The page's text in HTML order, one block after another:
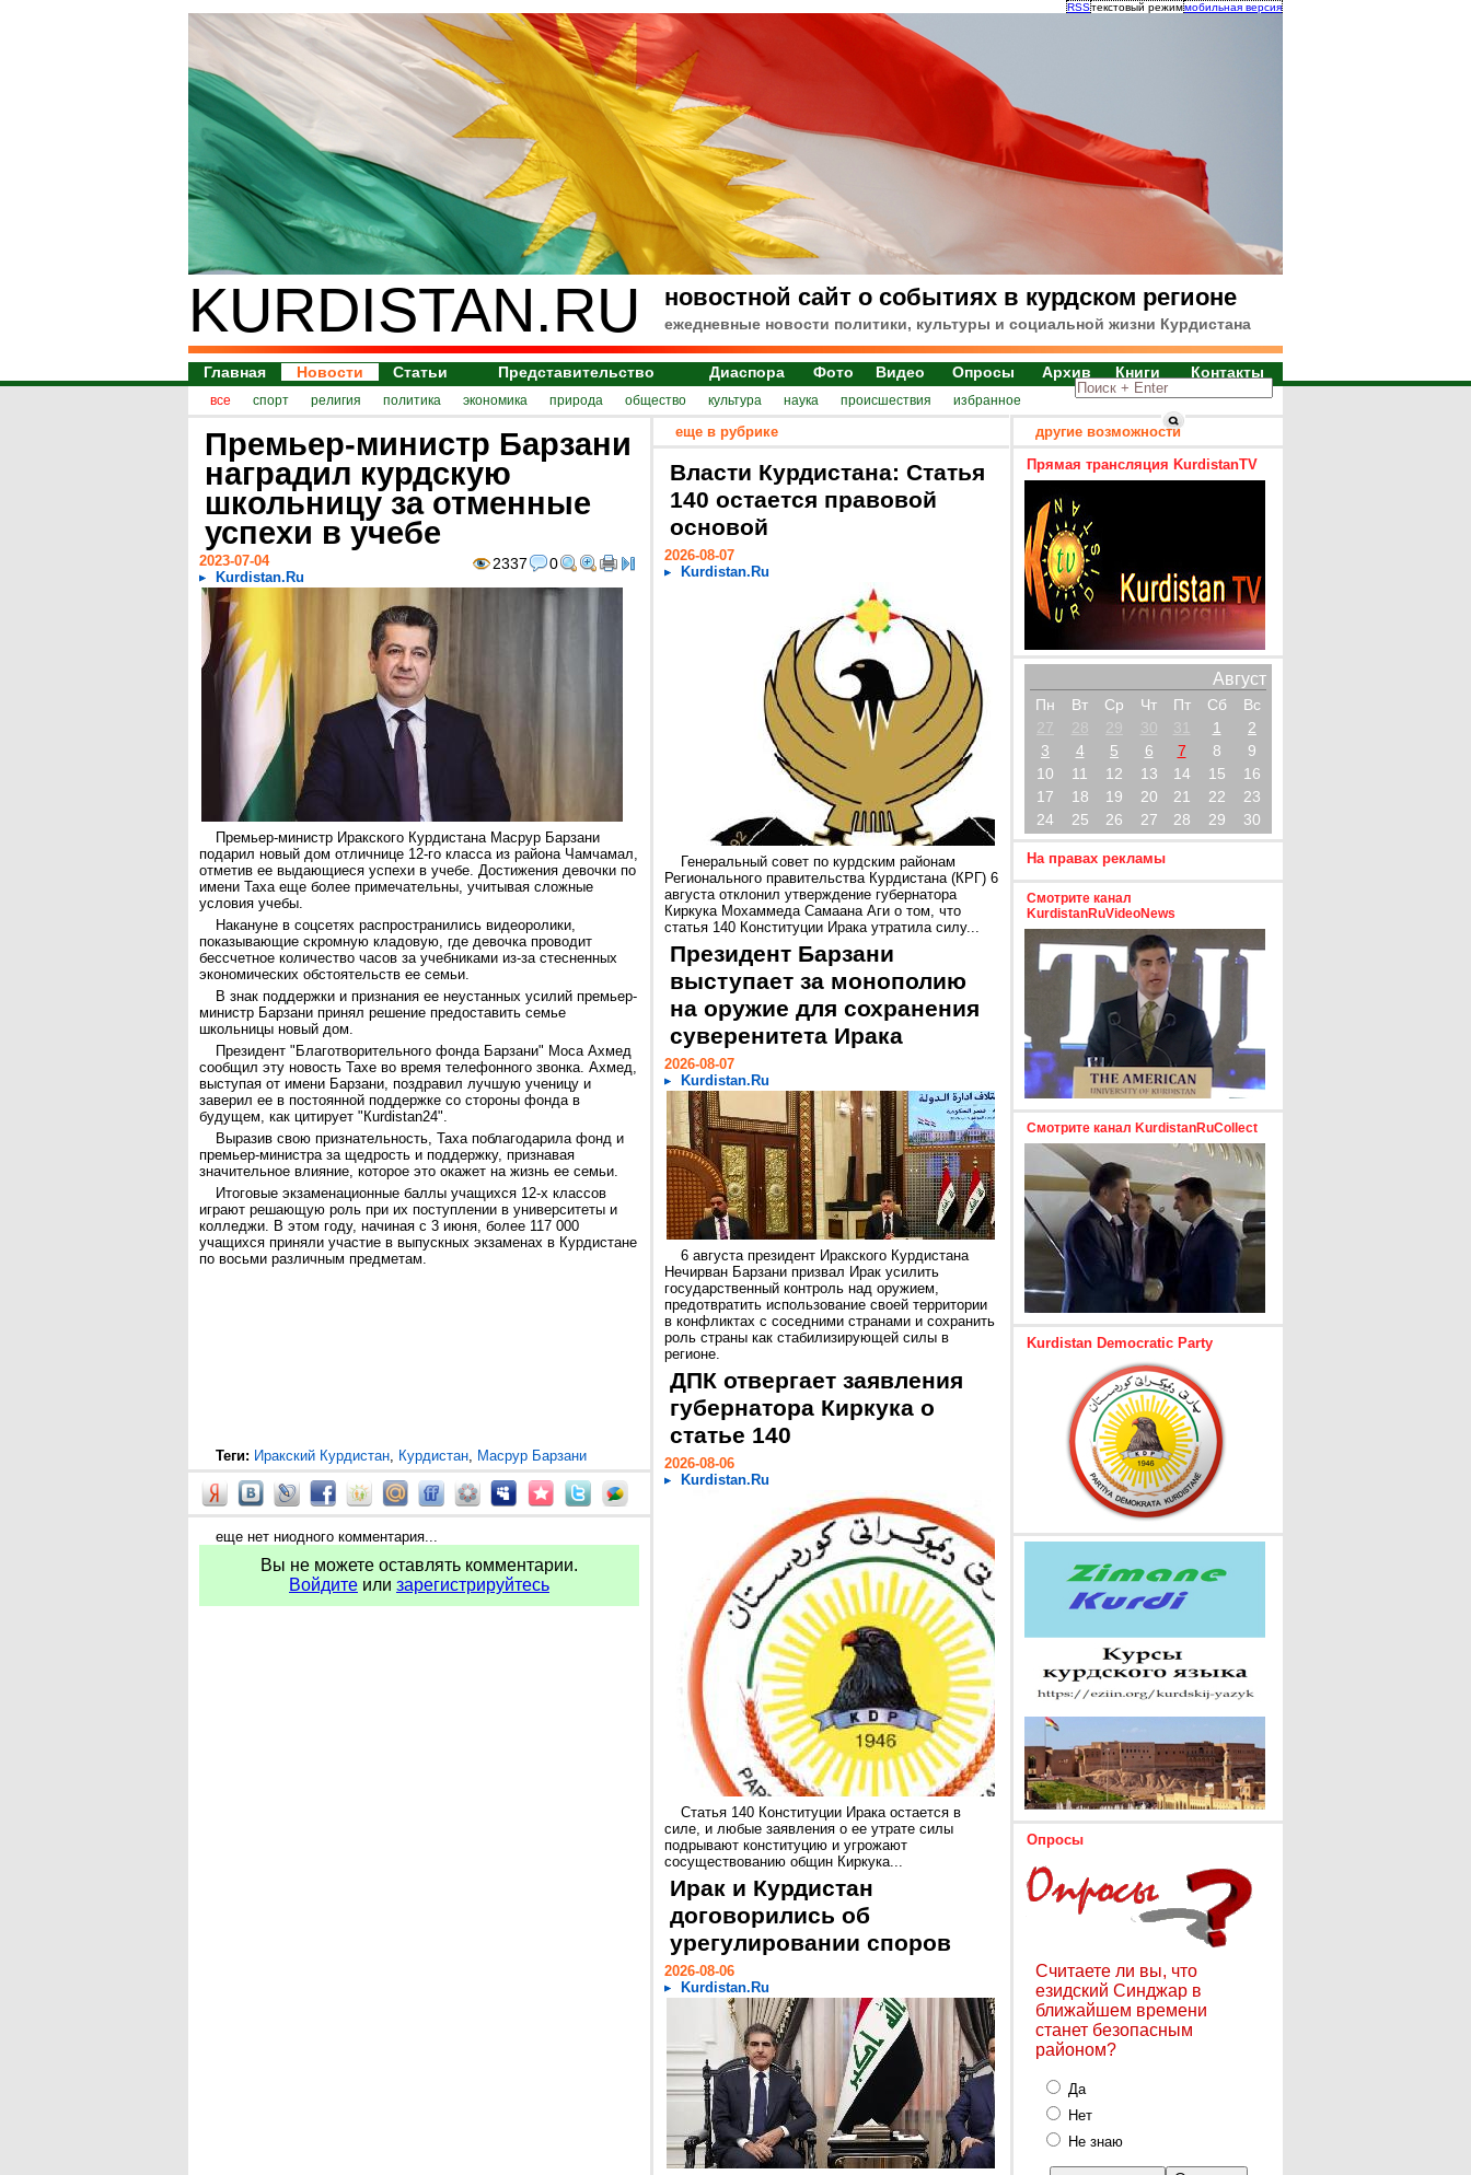
RSSтекстовый режиммобильная версия
KURDISTAN.RU новостной сайт о событиях в курдском регионе
ежедневные новости политики, культуры и социальной жизни Курдистана
Главная Новости Статьи Представительство Диаспора Фото Видео Опросы Архив Книги Контакты
все спорт религия политика экономика природа общество культура наука происшествия избранное
Премьер-министр Барзани
наградил курдскую
школьницу за отменные
успехи в учебе
2337 0
2023-07-04
Kurdistan.Ru
Премьер-министр Иракского Курдистана Масрур Барзани
подарил новый дом отличнице 12-го класса из района Чамчамал,
отметив ее выдающиеся успехи в учебе. Достижения девочки по
имени Таха еще более примечательны, учитывая сложные
условия учебы.
Накануне в соцсетях распространились видеоролики,
показывающие скромную кладовую, где девочка проводит
бессчетное количество часов за учебниками из-за стесненных
экономических обстоятельств ее семьи.
В знак поддержки и признания ее неустанных усилий премьер-
министр Барзани принял решение предоставить семье
школьницы новый дом.
Президент "Благотворительного фонда Барзани" Моса Ахмед
сообщил эту новость Тахе во время телефонного звонка. Ахмед,
выступая от имени Барзани, поздравил лучшую ученицу и
заверил ее в постоянной поддержке со стороны фонда в
будущем, как цитирует "Кurdistan24".
Выразив свою признательность, Таха поблагодарила фонд и
премьер-министра за щедрость и поддержку, признавая
значительное влияние, которое это окажет на жизнь ее семьи.
Итоговые экзаменационные баллы учащихся 12-х классов
играют решающую роль при их поступлении в университеты и
колледжи. В этом году, начиная с 3 июня, более 117 000
учащихся приняли участие в выпускных экзаменах в Курдистане
по восьми различным предметам.
Теги: Иракский Курдистан, Курдистан, Масрур Барзани
еще нет ниодного комментария...
Вы не можете оставлять комментарии.
Войдите или зарегистрируйтесь
еще в рубрике
Власти Курдистана: Статья
140 остается правовой
основой
2026-08-07
Kurdistan.Ru
Генеральный совет по курдским районам
Регионального правительства Курдистана (КРГ) 6
августа отклонил утверждение губернатора
Киркука Мохаммеда Самаана Аги о том, что
статья 140 Конституции Ирака утратила силу...
Президент Барзани
выступает за монополию
на оружие для сохранения
суверенитета Ирака
2026-08-07
Kurdistan.Ru
6 августа президент Иракского Курдистана
Нечирван Барзани призвал Ирак усилить
государственный контроль над оружием,
предотвратить использование своей территории
в конфликтах с соседними странами и сохранить
роль страны как стабилизирующей силы в
регионе.
ДПК отвергает заявления
губернатора Киркука о
статье 140
2026-08-06
Kurdistan.Ru
Статья 140 Конституции Ирака остается в
силе, и любые заявления о ее утрате силы
подрывают конституцию и угрожают
сосуществованию общин Киркука...
Ирак и Курдистан
договорились об
урегулировании споров
2026-08-06
Kurdistan.Ru
другие возможности
Прямая трансляция KurdistanTV
Август
Пн Вт Ср Чт Пт Сб
Вс
27
28 29 30 31 1
2
3
4 5 6 7 8
9
10
11 12 13 14 15
16
17
18 19 20 21 22
23
24
25 26 27 28 29 30
На правах рекламы
Смотрите канал
KurdistanRuVideoNews
Смотрите канал KurdistanRuCollect
Kurdistan Democratic Party
Опросы
Считаете ли вы, что
езидский Синджар в
ближайшем времени
станет безопасным
районом?
Да
Нет
Не знаю